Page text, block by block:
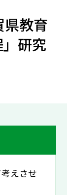
教育
研究
えさせ